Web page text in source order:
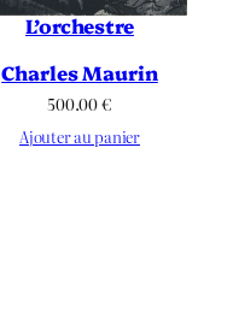
L’orchestre
Charles Maurin
500.00€
Ajouter au panier